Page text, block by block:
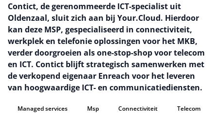
Contict, de gerenommeerde ICT-specialist uit
Oldenzaal, sluit zich aan bij Your.Cloud. Hierdoor
kan deze MSP, gespecialiseerd in connectiviteit,
werkplek en telefonie oplossingen voor het MKB,
verder doorgroeien als one-stop-shop voor telecom
en ICT. Contict blijft strategisch samenwerken met
de verkopend eigenaar Enreach voor het leveren
van hoogwaardige ICT- en communicatiediensten.
Managed services Msp Connectiviteit Telecom